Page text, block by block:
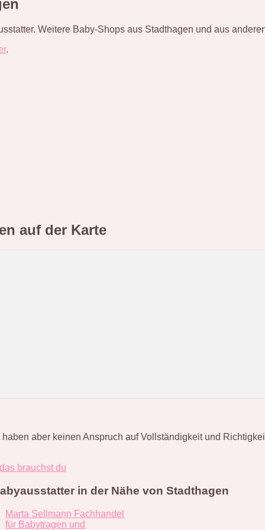
Weitere Baby-Shops aus Stadthagen und aus
.
auf der Karte
aber keinen Anspruch auf Vollständigkeit und
brauchst du
in der Nähe von Stadthagen
Marta Sellmann Fachhandel
für Babytragen und